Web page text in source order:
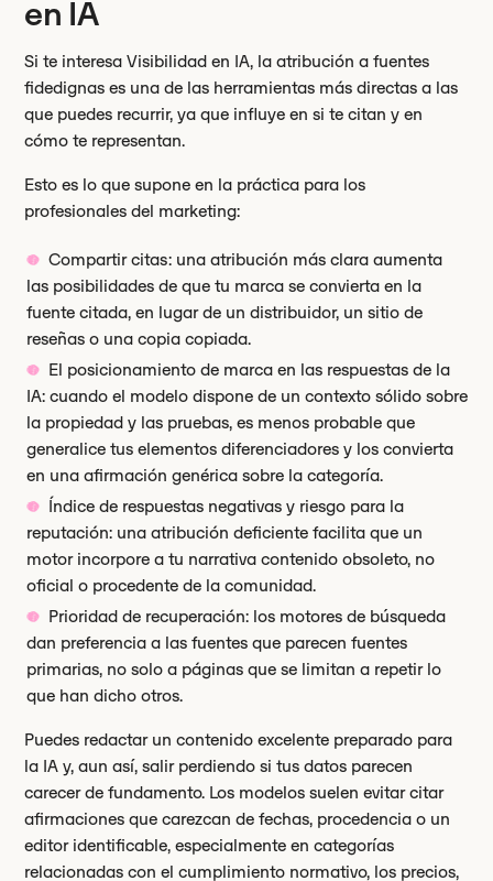
en IA
Si te interesa Visibilidad en IA, la atribución a fuentes
fidedignas es una de las herramientas más directas a las
que puedes recurrir, ya que influye en si te citan y en
cómo te representan.
Esto es lo que supone en la práctica para los
profesionales del marketing:
Compartir citas: una atribución más clara aumenta
las posibilidades de que tu marca se convierta en la
fuente citada, en lugar de un distribuidor, un sitio de
reseñas o una copia copiada.
El posicionamiento de marca en las respuestas de la
IA: cuando el modelo dispone de un contexto sólido sobre
la propiedad y las pruebas, es menos probable que
generalice tus elementos diferenciadores y los convierta
en una afirmación genérica sobre la categoría.
Índice de respuestas negativas y riesgo para la
reputación: una atribución deficiente facilita que un
motor incorpore a tu narrativa contenido obsoleto, no
oficial o procedente de la comunidad.
Prioridad de recuperación: los motores de búsqueda
dan preferencia a las fuentes que parecen fuentes
primarias, no solo a páginas que se limitan a repetir lo
que han dicho otros.
Puedes redactar un contenido excelente preparado para
la IA y, aun así, salir perdiendo si tus datos parecen
carecer de fundamento. Los modelos suelen evitar citar
afirmaciones que carezcan de fechas, procedencia o un
editor identificable, especialmente en categorías
relacionadas con el cumplimiento normativo, los precios,